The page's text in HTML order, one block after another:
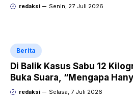
Audax Malang 300 KM
redaksi Senin, 27 Juli 2026
Berita
Di Balik Kasus Sabu 12
Buka Suara, “Mengapa
Dipecat dan Dipidana?
redaksi Selasa, 7 Juli 2026